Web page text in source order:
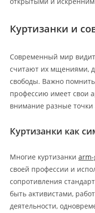
Куртизанки и
Современный мир
считают их мщениями,
свободы. Важно
профессию имеет свои
внимание разные точки
Куртизанки как
Многие куртизанки
своей профессии и
сопротивления
быть активистами,
деятельности,